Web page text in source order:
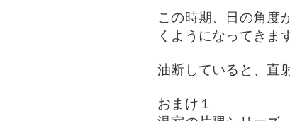
この時期、日の角度
くようになってきま
油断していると、直
おまけ１